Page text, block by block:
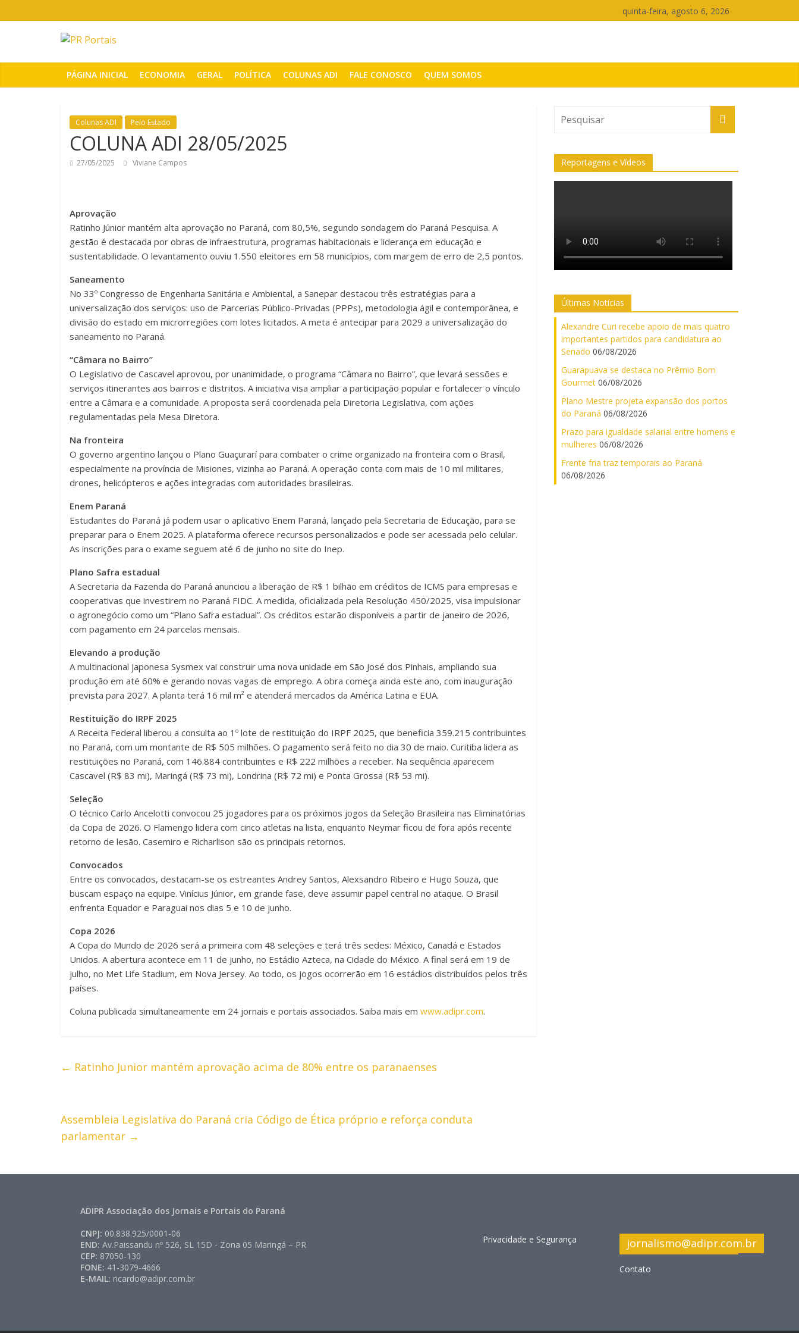
para
quinta-feira, agosto 6, 2026
PR
Portais
de
notícias
do
Paraná
PÁGINA INICIAL ECONOMIA GERAL POLÍTICA COLUNAS ADI FALE CONOSCO QUEM SOMOS
Colunas ADI Pelo Estado
COLUNA ADI 28/05/2025
27/05/2025 Viviane Campos
Aprovação
Ratinho Júnior mantém alta aprovação no Paraná, com 80,5%, segundo sondagem do Paraná Pesquisa. A
gestão é destacada por obras de infraestrutura, programas habitacionais e liderança em educação e
sustentabilidade. O levantamento ouviu 1.550 eleitores em 58 municípios, com margem de erro de 2,5 pontos.
Saneamento
No 33º Congresso de Engenharia Sanitária e Ambiental, a Sanepar destacou três estratégias para a
universalização dos serviços: uso de Parcerias Público-Privadas (PPPs), metodologia ágil e contemporânea, e
divisão do estado em microrregiões com lotes licitados. A meta é antecipar para 2029 a universalização do
saneamento no Paraná.
“Câmara no Bairro”
O Legislativo de Cascavel aprovou, por unanimidade, o programa “Câmara no Bairro”, que levará sessões e
serviços itinerantes aos bairros e distritos. A iniciativa visa ampliar a participação popular e fortalecer o vínculo
entre a Câmara e a comunidade. A proposta será coordenada pela Diretoria Legislativa, com ações
regulamentadas pela Mesa Diretora.
Na fronteira
O governo argentino lançou o Plano Guaçurarí para combater o crime organizado na fronteira com o Brasil,
especialmente na província de Misiones, vizinha ao Paraná. A operação conta com mais de 10 mil militares,
drones, helicópteros e ações integradas com autoridades brasileiras.
Enem Paraná
Estudantes do Paraná já podem usar o aplicativo Enem Paraná, lançado pela Secretaria de Educação, para se
preparar para o Enem 2025. A plataforma oferece recursos personalizados e pode ser acessada pelo celular.
As inscrições para o exame seguem até 6 de junho no site do Inep.
Plano Safra estadual
A Secretaria da Fazenda do Paraná anunciou a liberação de R$ 1 bilhão em créditos de ICMS para empresas e
cooperativas que investirem no Paraná FIDC. A medida, oficializada pela Resolução 450/2025, visa impulsionar
o agronegócio como um “Plano Safra estadual”. Os créditos estarão disponíveis a partir de janeiro de 2026,
com pagamento em 24 parcelas mensais.
Elevando a produção
A multinacional japonesa Sysmex vai construir uma nova unidade em São José dos Pinhais, ampliando sua
produção em até 60% e gerando novas vagas de emprego. A obra começa ainda este ano, com inauguração
prevista para 2027. A planta terá 16 mil m² e atenderá mercados da América Latina e EUA.
Restituição do IRPF 2025
A Receita Federal liberou a consulta ao 1º lote de restituição do IRPF 2025, que beneficia 359.215 contribuintes
no Paraná, com um montante de R$ 505 milhões. O pagamento será feito no dia 30 de maio. Curitiba lidera as
restituições no Paraná, com 146.884 contribuintes e R$ 222 milhões a receber. Na sequência aparecem
Cascavel (R$ 83 mi), Maringá (R$ 73 mi), Londrina (R$ 72 mi) e Ponta Grossa (R$ 53 mi).
Seleção
O técnico Carlo Ancelotti convocou 25 jogadores para os próximos jogos da Seleção Brasileira nas Eliminatórias
da Copa de 2026. O Flamengo lidera com cinco atletas na lista, enquanto Neymar ficou de fora após recente
retorno de lesão. Casemiro e Richarlison são os principais retornos.
Convocados
Entre os convocados, destacam-se os estreantes Andrey Santos, Alexsandro Ribeiro e Hugo Souza, que
buscam espaço na equipe. Vinícius Júnior, em grande fase, deve assumir papel central no ataque. O Brasil
enfrenta Equador e Paraguai nos dias 5 e 10 de junho.
Copa 2026
A Copa do Mundo de 2026 será a primeira com 48 seleções e terá três sedes: México, Canadá e Estados
Unidos. A abertura acontece em 11 de junho, no Estádio Azteca, na Cidade do México. A final será em 19 de
julho, no Met Life Stadium, em Nova Jersey. Ao todo, os jogos ocorrerão em 16 estádios distribuídos pelos três
países.
Coluna publicada simultaneamente em 24 jornais e portais associados. Saiba mais em www.adipr.com.
← Ratinho Junior mantém aprovação acima de 80% entre os paranaenses
Assembleia Legislativa do Paraná cria Código de Ética próprio e reforça conduta
parlamentar →
Reportagens e Vídeos
Últimas Notícias
Alexandre Curi recebe apoio de mais quatro
importantes partidos para candidatura ao
Senado 06/08/2026
Guarapuava se destaca no Prêmio Bom
Gourmet 06/08/2026
Plano Mestre projeta expansão dos portos
do Paraná 06/08/2026
Prazo para igualdade salarial entre homens e
mulheres 06/08/2026
Frente fria traz temporais ao Paraná
06/08/2026
ADIPR Associação dos Jornais e Portais do Paraná
CNPJ: 00.838.925/0001-06
END: Av.Paissandu nº 526, SL 15D - Zona 05 Maringá – PR
CEP: 87050-130
FONE: 41-3079-4666
E-MAIL: ricardo@adipr.com.br
Privacidade e Segurança jornalismo@adipr.com.br
Contato